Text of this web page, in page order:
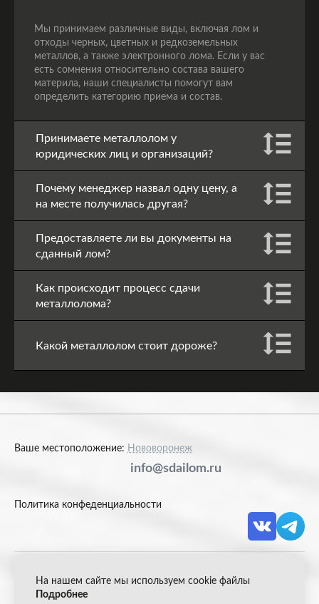
Мы принимаем различные виды, включая лом и
отходы черных, цветных и редкоземельных
металлов, а также электронного лома. Если у вас
есть сомнения относительно состава вашего
материла, наши специалисты помогут вам
определить категорию приема и состав.
Принимаете металлолом у
юридических лиц и организаций?
Почему менеджер назвал одну цену, а
на месте получилась другая?
Предоставляете ли вы документы на
сданный лом?
Как происходит процесс сдачи
металлолома?
Какой металлолом стоит дороже?
Ваше местоположение: Нововоронеж
info@sdailom.ru
Политика конфеденциальности
© 2026 Акрон Скрап
На нашем сайте мы используем cookie файлы
Подробнее